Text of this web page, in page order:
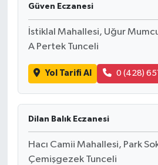
Güven Eczanesi
İstiklal Mahallesi, Uğur
A Pertek Tunceli
Yol Tarifi Al 0 (428)
Dilan Balık Eczanesi
Hacı Camii Mahallesi, Park
Çemişgezek Tunceli
Magazin
Teknoloji
Bilim